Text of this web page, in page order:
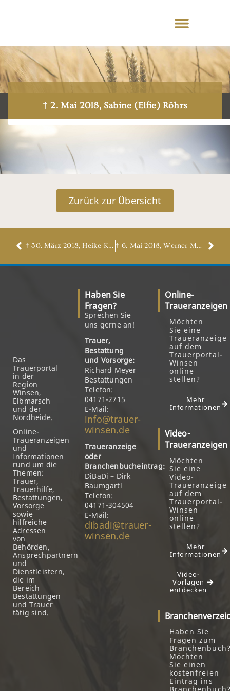
† 2. Mai 2018, Sabine (Elfie) Röhrs
Zurück zur Übersicht
† 30. März 2018, Heike Ketzer † 6. Mai 2018, Werner Meyer
Das
Trauerportal
in der
Region
Winsen,
Elbmarsch
und der
Nordheide.
Online-
Traueranzeigen
und
Informationen
rund um die
Themen:
Trauer,
Trauerhilfe,
Bestattungen,
Vorsorge
sowie
hilfreiche
Adressen
von
Behörden,
Ansprechpartnern
und
Dienstleistern,
die im
Bereich
Bestattungen
und Trauer
tätig sind.
Haben Sie
Fragen?
Sprechen Sie
uns gerne an!
Trauer,
Bestattung
und Vorsorge:
Richard Meyer
Bestattungen
Telefon:
04171-2715
E-Mail:
info@trauer-
winsen.de
Traueranzeige
oder
Branchenbucheintrag:
DiBaDi – Dirk
Baumgartl
Telefon:
04171-304504
E-Mail:
dibadi@trauer-
winsen.de
Online-
Traueranzeigen
Möchten
Sie eine
Traueranzeige
auf dem
Trauerportal-
Winsen
online
stellen?
Mehr
Informationen
Video-
Traueranzeigen
Möchten
Sie eine
Video-
Traueranzeige
auf dem
Trauerportal-
Winsen
online
stellen?
Mehr
Informationen
Video-
Vorlagen
entdecken
Haben Sie
Fragen zum
Möchten
Sie einen
kostenfreien
Eintrag ins